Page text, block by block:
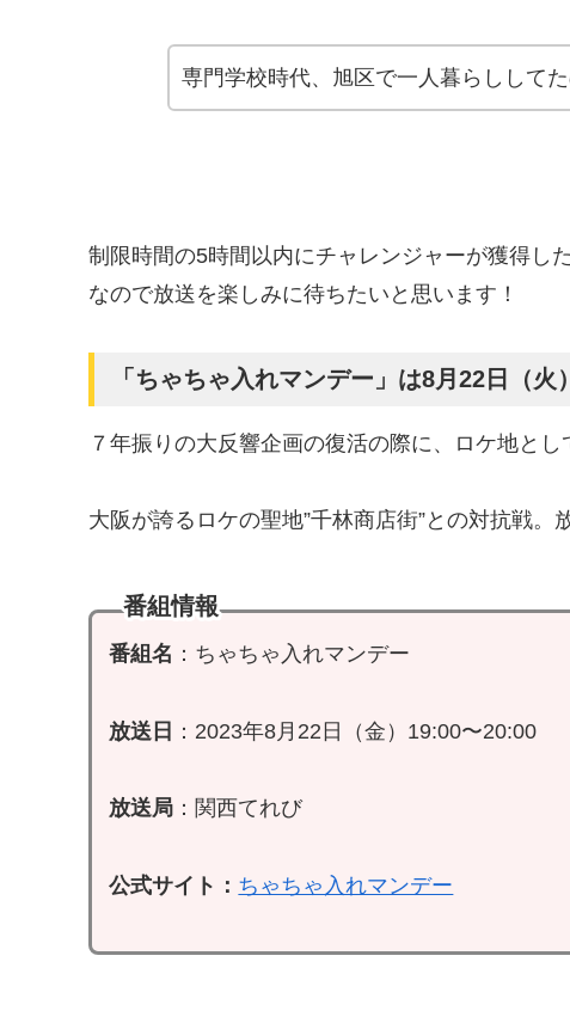
専門学校時代、旭区で一人暮らしして
制限時間の5時間以内にチャレンジャーが獲得し
なので放送を楽しみに待ちたいと思います！
「ちゃちゃ入れマンデー」は8月22日（火
７年振りの大反響企画の復活の際に、ロケ地と
大阪が誇るロケの聖地”千林商店街”との対抗戦。
番組情報
番組名 ：ちゃちゃ入れマンデー
放送日 ：2023年8月22日（金）19:00〜20:00
放送局 ：関西てれび
公式サイト： ちゃちゃ入れマンデー